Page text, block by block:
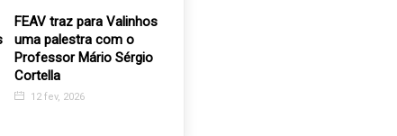
FEAV traz para Valinhos
uma palestra com o
Professor Mário Sérgio
Cortella
12 fev, 2026